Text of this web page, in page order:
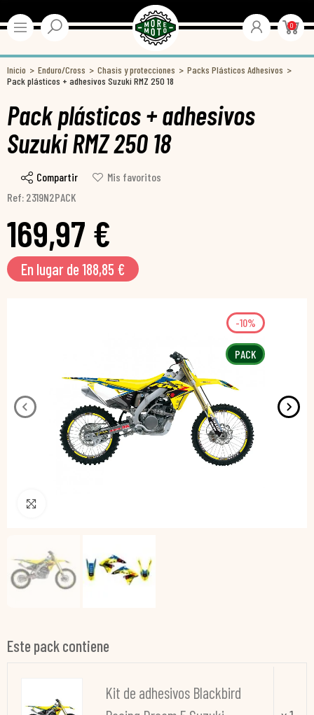
0
Inicio Enduro/Cross Chasis y protecciones
Packs Plásticos Adhesivos
Pack plásticos + adhesivos Suzuki RMZ 250 18
Pack plásticos + adhesivos
Suzuki RMZ 250 18
Compartir
Mis favoritos
Ref: 2319N2PACK
169,97 €
En lugar de 188,85 €
PACK
-10%
Este pack contiene
Kit de adhesivos Blackbird